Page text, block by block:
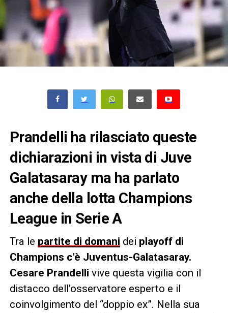
Prandelli ha rilasciato queste
dichiarazioni in vista di Juve
Galatasaray ma ha parlato
anche della lotta Champions
League in Serie A
Tra le partite di domani dei playoff di
Champions c’è Juventus-Galatasaray.
Cesare Prandelli vive questa vigilia con il
distacco dell’osservatore esperto e il
coinvolgimento del “doppio ex”. Nella sua